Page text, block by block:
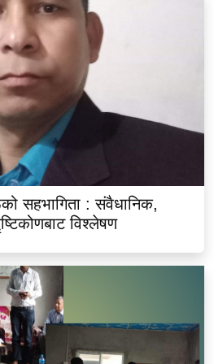
सहभागिता : संवैधानिक,
विश्लेषण